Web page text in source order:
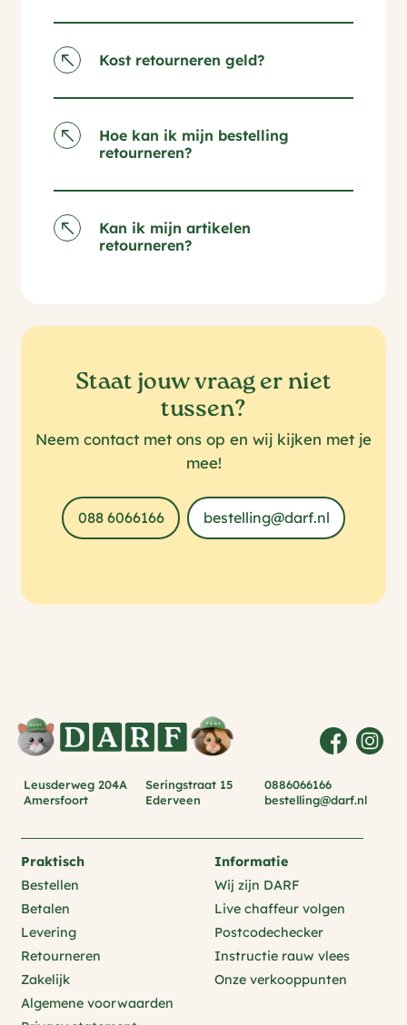
Kost retourneren geld?
Hoe kan ik mijn bestelling
retourneren?
Kan ik mijn artikelen
retourneren?
Staat jouw vraag er niet
tussen?
Neem contact met ons op en wij kijken met je
mee!
088 6066166 bestelling@darf.nl
Leusderweg 204A
Amersfoort
Seringstraat 15
Ederveen
0886066166
bestelling@darf.nl
Praktisch
Bestellen
Betalen
Levering
Retourneren
Zakelijk
Algemene voorwaarden
Informatie
Wij zijn DARF
Live chaffeur volgen
Postcodechecker
Instructie rauw vlees
Onze verkooppunten